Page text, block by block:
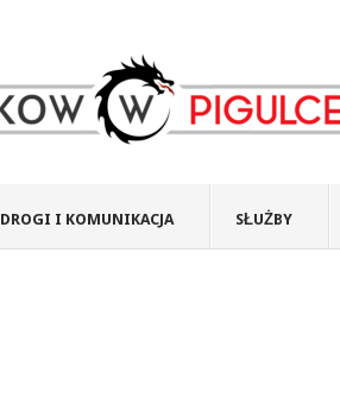
DROGI I KOMUNIKACJA SŁUŻBY